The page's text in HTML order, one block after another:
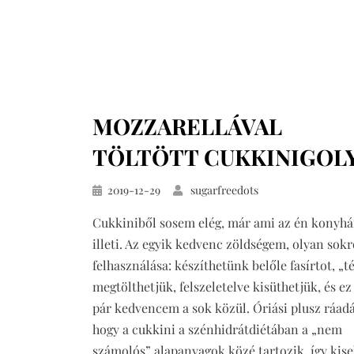
MOZZARELLÁVAL
TÖLTÖTT
Közzétéve
2019-12-29 sugarfreedots
Cukkiniből sosem elég, már ami az én
illeti. Az egyik kedvenc zöldségem, olyan
felhasználása: készíthetünk belőle fasírtot,
megtölthetjük, felszeletelve kisüthetjük, és ez
pár kedvencem a sok közül. Óriási plusz
hogy a cukkini a szénhidrátdiétában a „nem
számolós” alapanyagok közé tartozik, így